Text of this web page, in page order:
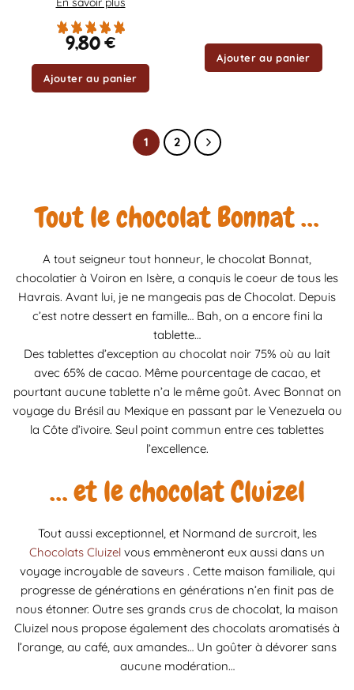
9,80€
Ajouter au panier
Ajouter au panier
1 2
Tout le chocolat Bonnat …
A tout seigneur tout honneur, le chocolat Bonnat,
chocolatier à Voiron en Isère, a conquis le coeur de tous les
Havrais. Avant lui, je ne mangeais pas de Chocolat. Depuis
c’est notre dessert en famille… Bah, on a encore fini la
tablette…
Des tablettes d’exception au chocolat noir 75% où au lait
avec 65% de cacao. Même pourcentage de cacao, et
pourtant aucune tablette n’a le même goût. Avec Bonnat on
voyage du Brésil au Mexique en passant par le Venezuela ou
la Côte d’ivoire. Seul point commun entre ces tablettes
l’excellence.
… et le chocolat Cluizel
Tout aussi exceptionnel, et Normand de surcroit, les
Chocolats Cluizel vous emmèneront eux aussi dans un
voyage incroyable de saveurs . Cette maison familiale, qui
progresse de générations en générations n’en finit pas de
nous étonner. Outre ses grands crus de chocolat, la maison
Cluizel nous propose également des chocolats aromatisés à
l’orange, au café, aux amandes… Un goûter à dévorer sans
aucune modération…